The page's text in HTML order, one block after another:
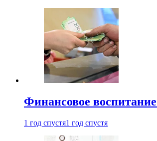
Финансовое
1 год спустя1 год спустя